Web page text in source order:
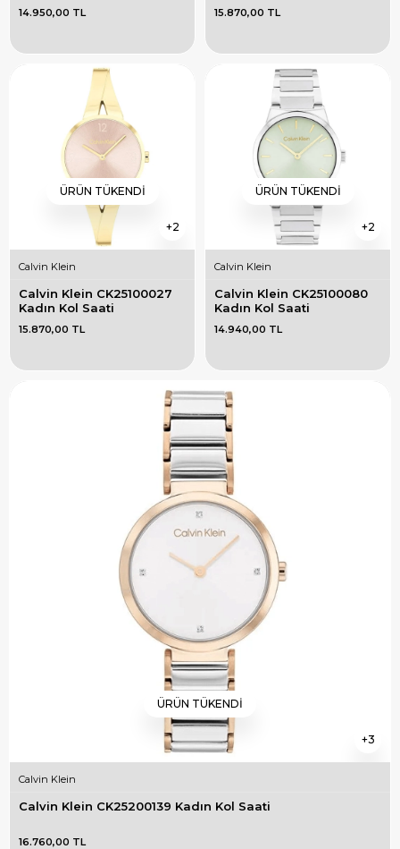
14.950,00 TL 15.870,00 TL
2
ÜRÜN TÜKENDI
Calvin Klein
Calvin Klein CK25100027
Kadın Kol Saati
15.870,00 TL
2
ÜRÜN TÜKENDI
Calvin Klein
Calvin Klein CK25100080
Kadın Kol Saati
14.940,00 TL
3
ÜRÜN TÜKENDI
Calvin Klein
Calvin Klein CK25200139 Kadın Kol Saati
16.760,00 TL